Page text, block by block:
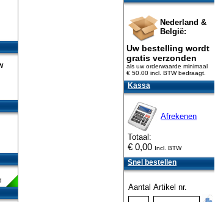
Nederland &
België:
Uw bestelling wordt
gratis verzonden
als uw orderwaarde minimaal
€ 50.00 incl. BTWbedraagt.
Kassa
Afrekenen
Totaal:
€ 0,00 Incl. BTW
Snel bestellen
Aantal Artikel nr.